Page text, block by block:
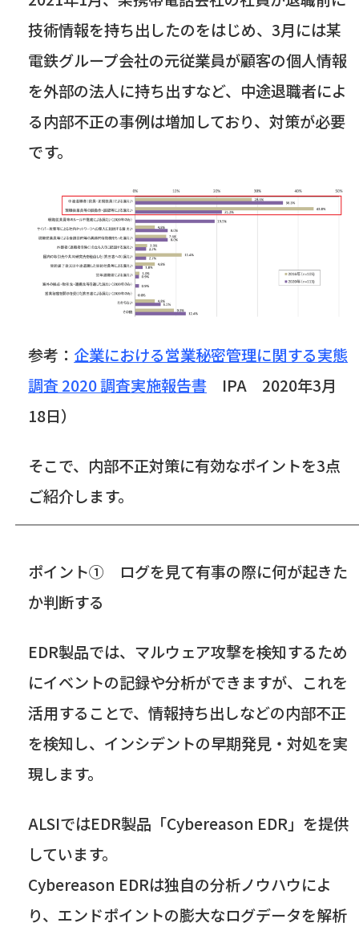
技術情報を持ち出したのをはじめ、 3月には某
電鉄グループ会社の元従業員が顧客の個人情報
を外部の法人に持ち出すなど、中途退職者によ
る内部不正の事例は増加しており、対策が必要
です。
参考： 企業における営業秘密管理に関する実態
調査 2020 調査実施報告書
IPA 2020年3月
18日）
そこで、内部不正対策に有効なポイントを3点
ご紹介します。
ポイント① ログを見て有事の際に何が起きた
か判断する
EDR製品では、マルウェア攻撃を検知するため
にイベントの記録や分析ができますが、これを
活用することで、情報持ち出しなどの内部不正
を検知し、インシデントの早期発見・対処を実
現します。
ALSIではEDR製品「Cybereason EDR」 を提供
しています。
Cybereason EDRは独自の分析ノウハウによ
り、エンドポイントの膨大なログデータを解析